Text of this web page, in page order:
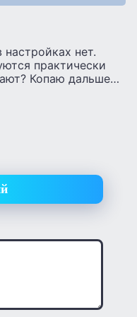
нет.
практически
Копаю дальше…